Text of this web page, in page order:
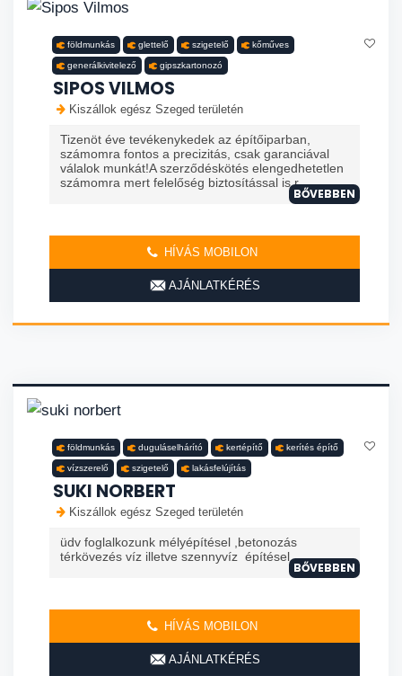
földmunkás glettelő szigetelő kőműves
generálkivitelező gipszkartonozó
SIPOS VILMOS
Kiszállok egész Szeged területén
Tizenöt éve tevékenykedek az építőiparban,
számomra fontos a precizitás, csak garanciával
válalok munkát!A szerződéskötés elengedhetetlen
számomra mert felelőség biztosítással is r...
BŐVEBBEN
HÍVÁS MOBILON
AJÁNLATKÉRÉS
földmunkás duguláselhárító kertépítő kerítés építő
vízszerelő szigetelő lakásfelújítás
SUKI NORBERT
Kiszállok egész Szeged területén
üdv foglalkozunk mélyépítésel ,betonozás
térkövezés víz illetve szennyvíz építésel
BŐVEBBEN
HÍVÁS MOBILON
AJÁNLATKÉRÉS